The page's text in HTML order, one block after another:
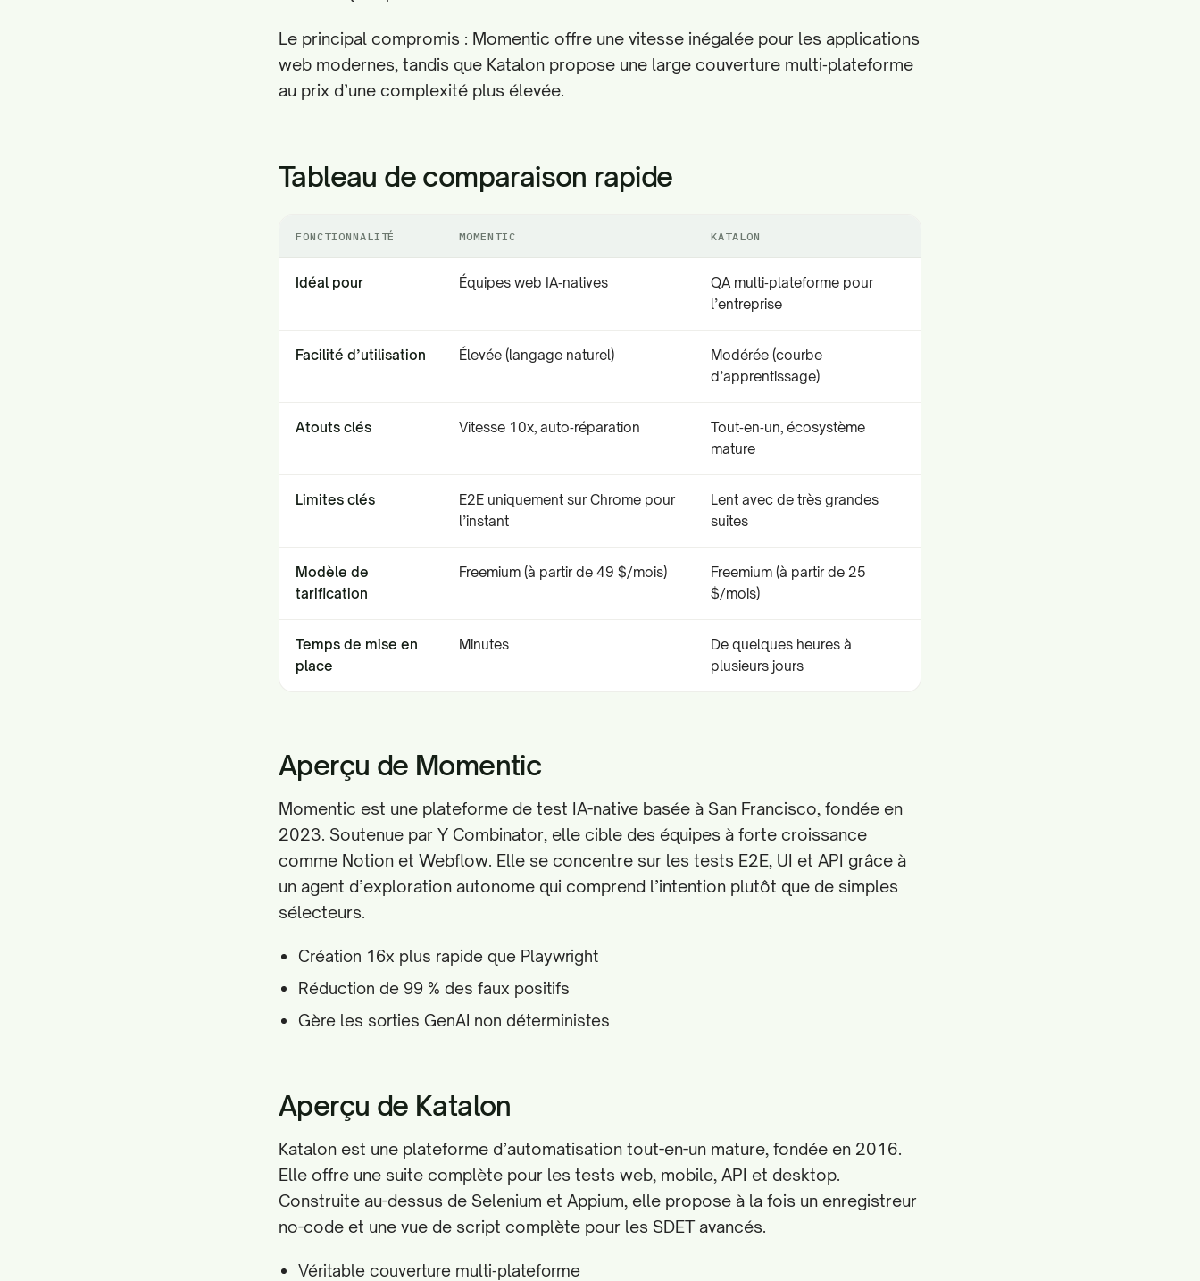
Le principal compromis : Momentic offre une vitesse inégalée pour les applications
web modernes, tandis que Katalon propose une large couverture multi‑plateforme
au prix d’une complexité plus élevée.
Tableau de comparaison rapide
FONCTIONNALITÉ MOMENTIC KATALON
Idéal pour Équipes web IA‑natives
QA multi‑plateforme pour
l’entreprise
Facilité d’utilisation Élevée (langage naturel)
Modérée (courbe
d’apprentissage)
Atouts clés Vitesse 10x, auto‑réparation
Tout‑en‑un, écosystème
mature
Limites clés
E2E uniquement sur Chrome pour
l’instant
Lent avec de très grandes
suites
Modèle de
tarification
Freemium (à partir de 49 $/mois)
Freemium (à partir de 25
$/mois)
Temps de mise en
place
Minutes
De quelques heures à
plusieurs jours
Aperçu de Momentic
Momentic est une plateforme de test IA-native basée à San Francisco, fondée en
2023. Soutenue par Y Combinator, elle cible des équipes à forte croissance
comme Notion et Webflow. Elle se concentre sur les tests E2E, UI et API grâce à
un agent d’exploration autonome qui comprend l’intention plutôt que de simples
sélecteurs.
Création 16x plus rapide que Playwright
Réduction de 99 % des faux positifs
Gère les sorties GenAI non déterministes
Aperçu de Katalon
Katalon est une plateforme d’automatisation tout-en-un mature, fondée en 2016.
Elle offre une suite complète pour les tests web, mobile, API et desktop.
Construite au-dessus de Selenium et Appium, elle propose à la fois un enregistreur
no-code et une vue de script complète pour les SDET avancés.
Véritable couverture multi‑plateforme